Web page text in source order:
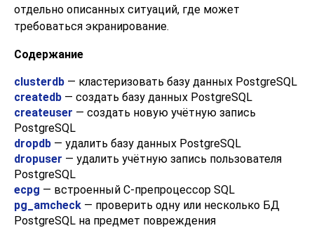
отдельно описанных ситуаций, где может
требоваться экранирование.
Содержание
clusterdb — кластеризовать базу данных PostgreSQL
createdb — создать базу данных PostgreSQL
createuser — создать новую учётную запись
PostgreSQL
dropdb — удалить базу данных PostgreSQL
dropuser — удалить учётную запись пользователя
PostgreSQL
ecpg — встроенный C-препроцессор SQL
pg_amcheck — проверить одну или несколько БД
PostgreSQL на предмет повреждения